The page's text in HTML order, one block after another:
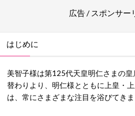
広告 / スポンサー
はじめに
美智子様は第125代天皇明仁さまの
替わりより、明仁様とともに上皇・
は、常にさまざまな注目を浴びてきま